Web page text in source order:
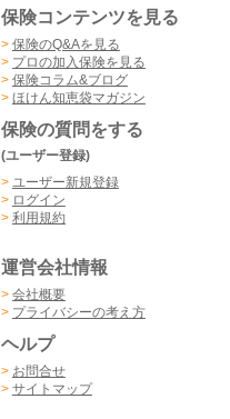
保険コンテンツを見る
> 保険のQ&Aを見る
> プロの加入保険を見る
> 保険コラム&ブログ
> ほけん知恵袋マガジン
保険の質問をする
(ユーザー登録)
> ユーザー新規登録
> ログイン
> 利用規約
運営会社情報
> 会社概要
> プライバシーの考え方
ヘルプ
> お問合せ
> サイトマップ